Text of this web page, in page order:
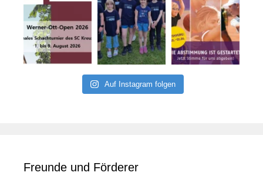
Auf Instagram folgen
Freunde und Förderer